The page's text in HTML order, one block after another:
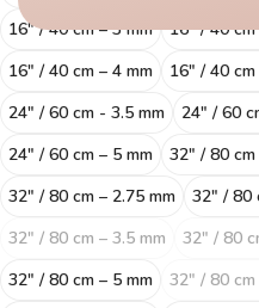
16″ / 40 cm – 3 mm
16" / 40
16″ / 40 cm – 4 mm
16″ / 40
24" / 60 cm - 3.5 mm
24″ / 60
24″ / 60 cm – 5 mm
32″ / 80
32″ / 80 cm – 2.75 mm
32″ / 80
32″ / 80 cm – 3.5 mm
32″ / 80
32″ / 80 cm – 5 mm
32″ / 80